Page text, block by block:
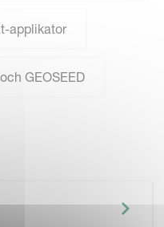
applikator
GEOSEED